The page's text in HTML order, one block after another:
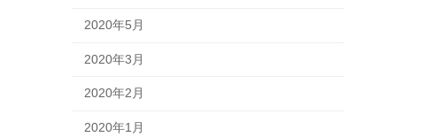
2020年5月
2020年3月
2020年2月
2020年1月